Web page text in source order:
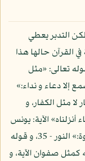
التدبر يعطي
القرآن حالها هذا
تعالى: «مثل
إلا دعاء و نداء:»
لا مثل الكفار، و
أنزلناه» الآية: يونس
- 24، و قوله تعالى: «مثل نوره كمشكوة:» النور - 35، و قوله
كمثل صفوان الآية، و